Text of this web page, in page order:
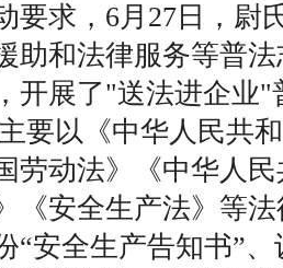
要求，6月27日，尉
助和法律服务等普
开展了"送法进企业"
要以《中华人民共
劳动法》《中华人
《安全生产法》等
“安全生产告知书”